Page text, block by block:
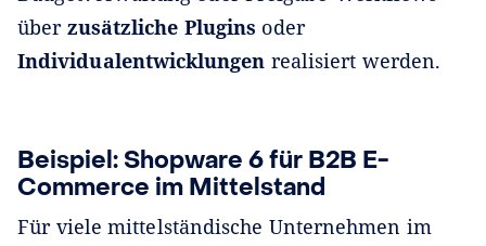
über zusätzliche Plugins oder
Individualentwicklungen realisiert werden.
Beispiel: Shopware 6 für B2B E-
Commerce im Mittelstand
Für viele mittelständische Unternehmen im